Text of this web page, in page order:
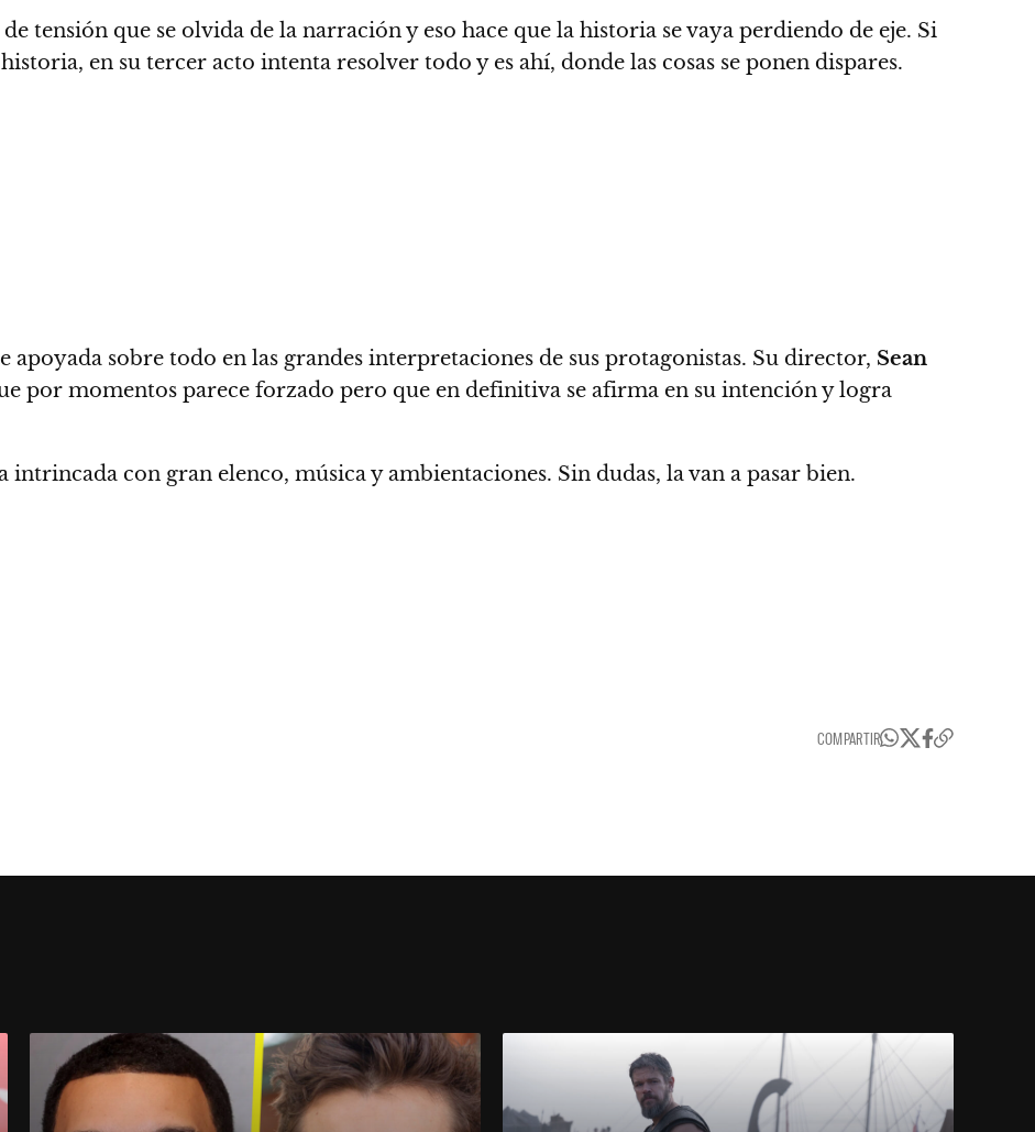
tensión que se olvida de la narración y eso hace que la historia se vaya perdiendo de eje. Si
en su tercer acto intenta resolver todo y es ahí, donde las cosas se ponen dispares.
apoyada sobre todo en las grandes interpretaciones de sus protagonistas. Su director, Sean
por momentos parece forzado pero que en definitiva se afirma en su intención y logra
con gran elenco, música y ambientaciones. Sin dudas, la van a pasar bien.
COMPARTIR